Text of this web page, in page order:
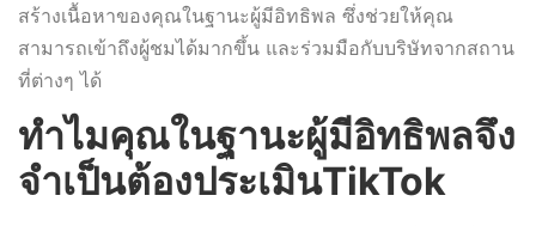
สร้างเนื้อหาของคุณในฐานะผู้มีอิทธิพล ซึ่งช่วยให้คุณ
สามารถเข้าถึงผู้ชมได้มากขึ้น และร่วมมือกับบริษัทจากสถาน
ที่ต่างๆ ได้
ทำไมคุณในฐานะผู้มีอิทธิพลจึง
จำเป็นต้องประเมินTikTok